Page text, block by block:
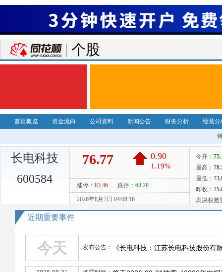
个股
首页概览 资金流向 公司资料 新闻公告 财务分析 经营分
长电科技
600584